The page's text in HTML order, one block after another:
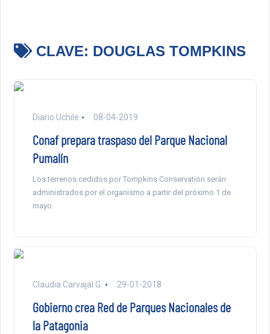
CLAVE: DOUGLAS TOMPKINS
Diario Uchile 08-04-2019
Conaf prepara traspaso del Parque Nacional
Pumalín
Los terrenos cedidos por Tompkins Conservation serán
administrados por el organismo a partir del próximo 1 de
mayo.
Claudia Carvajal G. 29-01-2018
Gobierno crea Red de Parques Nacionales de
la Patagonia